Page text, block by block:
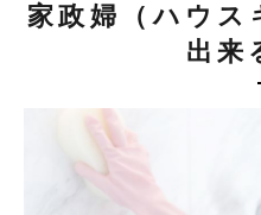
家政婦（ハウス
出来